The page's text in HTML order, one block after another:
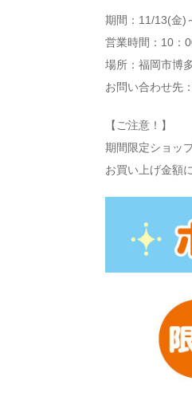
期間：11/13(金)
営業時間：10：
場所：福岡市博
お問い合わせ先
【ご注意！】
期間限定ショッ
お買い上げ金額